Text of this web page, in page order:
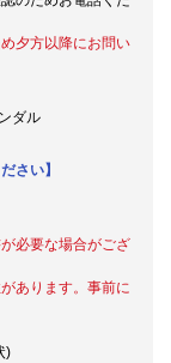
夕方以降にお問い
ダル
さい】
必要な場合がござ
あります。事前に
)